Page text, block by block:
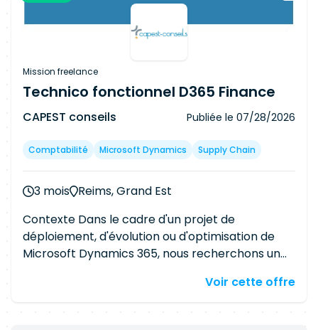
Mission freelance
Technico fonctionnel D365 Finance
CAPEST conseils Publiée le 07/28/2026
Comptabilité Microsoft Dynamics Supply Chain
3 mois Reims, Grand Est
Contexte Dans le cadre d'un projet de
déploiement, d'évolution ou d'optimisation de
Microsoft Dynamics 365, nous recherchons un
sur les domaines Finance, Vente, Achat et
Voir cette offre